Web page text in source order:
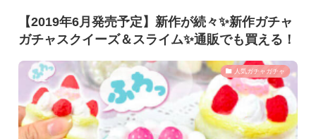
【2019年6月発売予定】新作が続々✨新作ガチャ
ガチャスクイーズ＆スライム✨通販でも買える！
人気ガチャガチャ